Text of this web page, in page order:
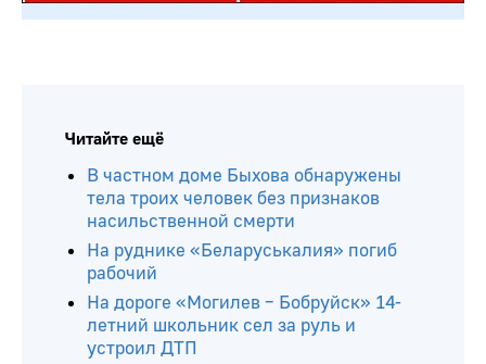
Читайте ещё
В частном доме Быхова обнаружены
тела троих человек без признаков
насильственной смерти
На руднике «Беларуськалия» погиб
рабочий
На дороге «Могилев – Бобруйск» 14-
летний школьник сел за руль и
устроил ДТП